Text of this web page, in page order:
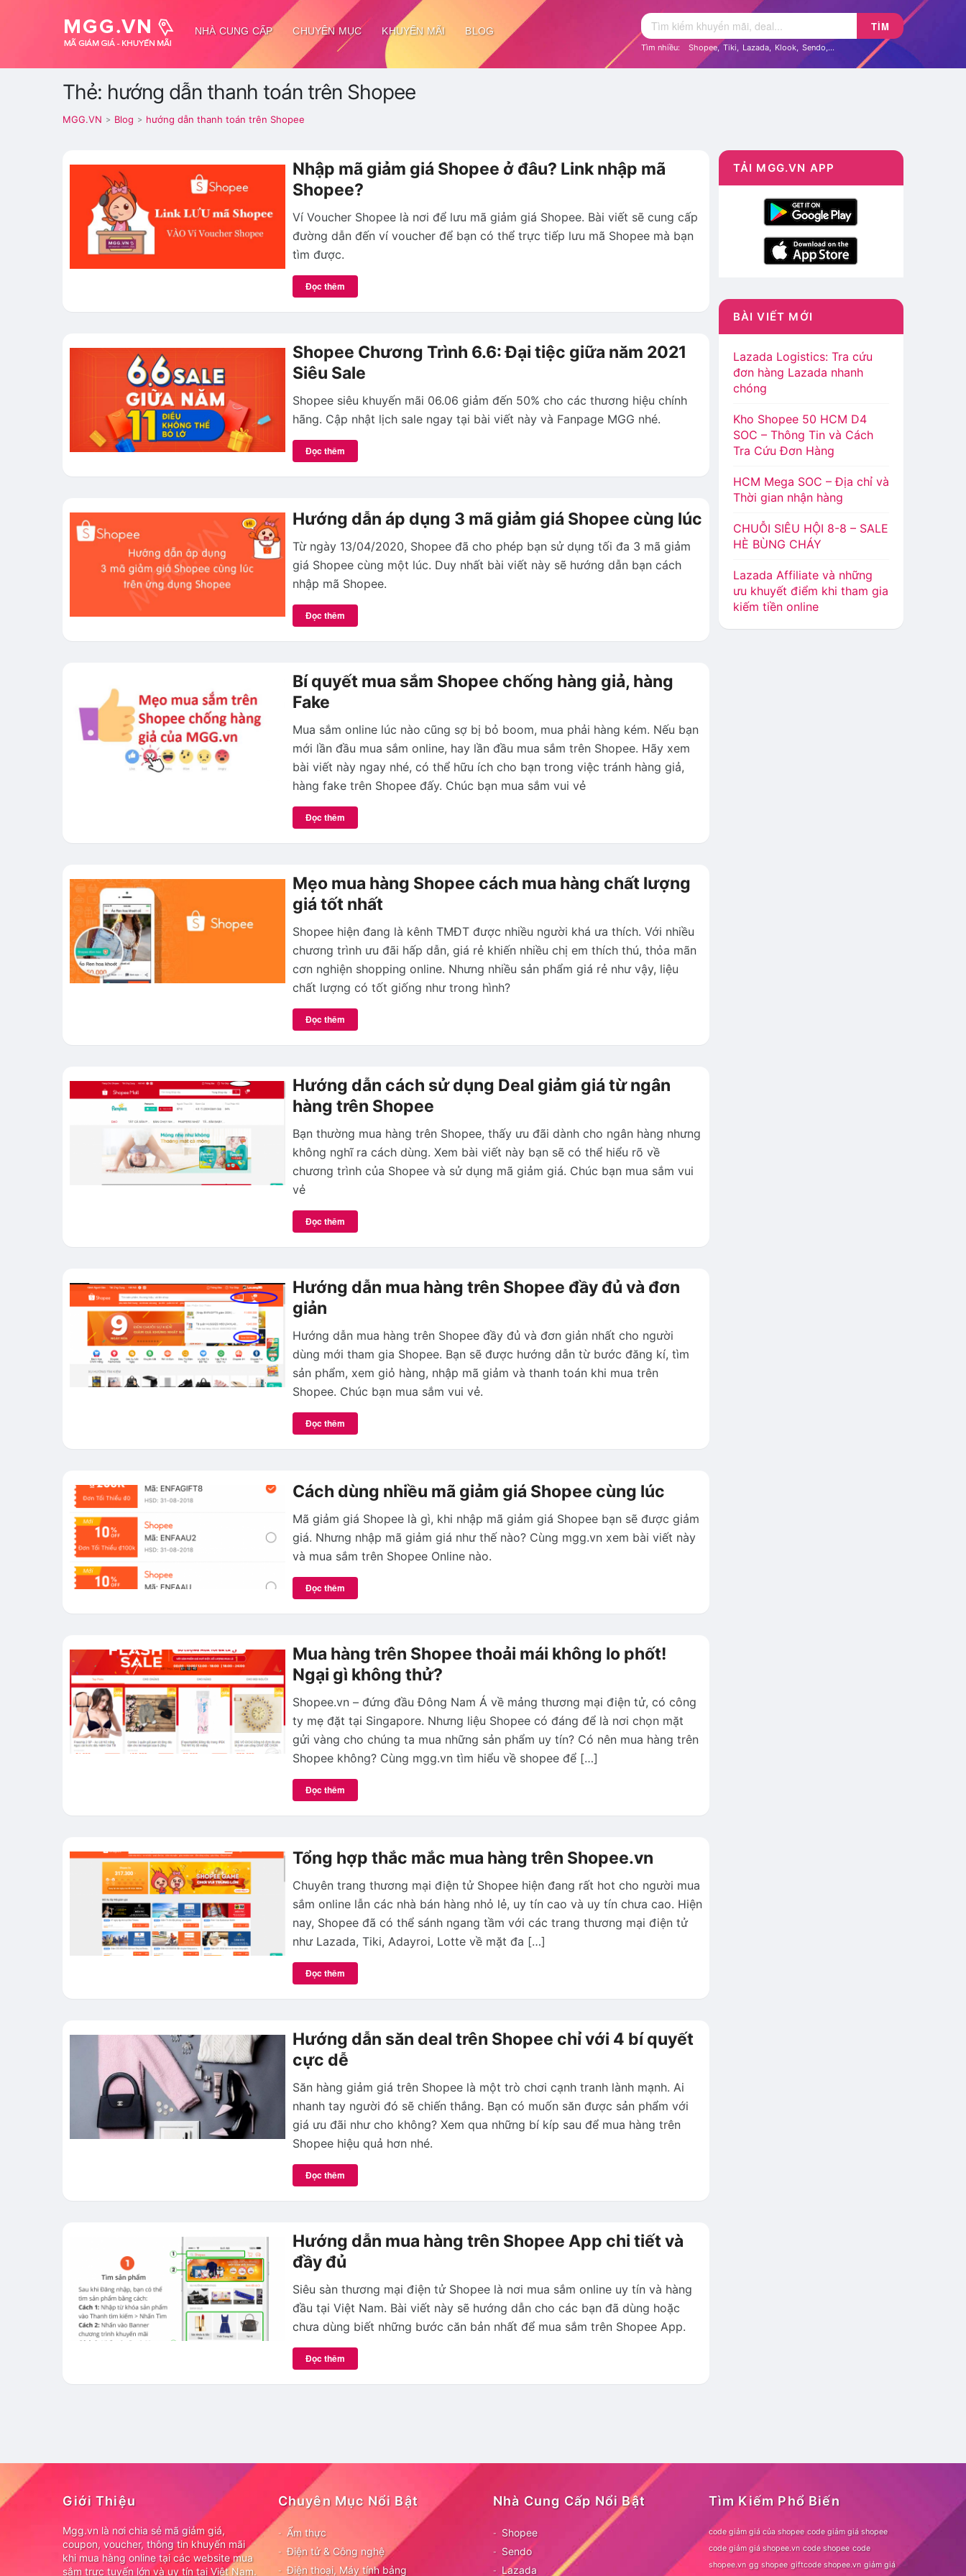
NHÀ CUNG CẤP CHUYÊN MỤC KHUYẾN MÃI BLOG TÌM
Tìm nhiều: Shopee, Tiki, Lazada, Klook, Sendo,...
Thẻ: hướng dẫn thanh toán trên Shopee
MGG.VN > Blog > hướng dẫn thanh toán trên Shopee
Nhập mã giảm giá Shopee ở đâu? Link nhập mã
Shopee?
Ví Voucher Shopee là nơi để lưu mã giảm giá Shopee. Bài viết sẽ cung cấp
đường dẫn đến ví voucher để bạn có thể trực tiếp lưu mã Shopee mà bạn
tìm được.
Đọc thêm
Shopee Chương Trình 6.6: Đại tiệc giữa năm 2021
Siêu Sale
Shopee siêu khuyến mãi 06.06 giảm đến 50% cho các thương hiệu chính
hãng. Cập nhật lịch sale ngay tại bài viết này và Fanpage MGG nhé.
Đọc thêm
Hướng dẫn áp dụng 3 mã giảm giá Shopee cùng lúc
Từ ngày 13/04/2020, Shopee đã cho phép bạn sử dụng tối đa 3 mã giảm
giá Shopee cùng một lúc. Duy nhất bài viết này sẽ hướng dẫn bạn cách
nhập mã Shopee.
Đọc thêm
Bí quyết mua sắm Shopee chống hàng giả, hàng
Fake
Mua sắm online lúc nào cũng sợ bị bỏ boom, mua phải hàng kém. Nếu bạn
mới lần đầu mua sắm online, hay lần đầu mua sắm trên Shopee. Hãy xem
bài viết này ngay nhé, có thể hữu ích cho bạn trong việc tránh hàng giả,
hàng fake trên Shopee đấy. Chúc bạn mua sắm vui vẻ
Đọc thêm
Mẹo mua hàng Shopee cách mua hàng chất lượng
giá tốt nhất
Shopee hiện đang là kênh TMĐT được nhiều người khá ưa thích. Với nhiều
chương trình ưu đãi hấp dẫn, giá rẻ khiến nhiều chị em thích thú, thỏa mãn
cơn nghiện shopping online. Nhưng nhiều sản phẩm giá rẻ như vậy, liệu
chất lượng có tốt giống như trong hình?
Đọc thêm
Hướng dẫn cách sử dụng Deal giảm giá từ ngân
hàng trên Shopee
Bạn thường mua hàng trên Shopee, thấy ưu đãi dành cho ngân hàng nhưng
không nghĩ ra cách dùng. Xem bài viết này bạn sẽ có thể hiểu rõ về
chương trình của Shopee và sử dụng mã giảm giá. Chúc bạn mua sắm vui
vẻ
Đọc thêm
Hướng dẫn mua hàng trên Shopee đầy đủ và đơn
giản
Hướng dẫn mua hàng trên Shopee đầy đủ và đơn giản nhất cho người
dùng mới tham gia Shopee. Bạn sẽ được hướng dẫn từ bước đăng kí, tìm
sản phẩm, xem giỏ hàng, nhập mã giảm và thanh toán khi mua trên
Shopee. Chúc bạn mua sắm vui vẻ.
Đọc thêm
Cách dùng nhiều mã giảm giá Shopee cùng lúc
Mã giảm giá Shopee là gì, khi nhập mã giảm giá Shopee bạn sẽ được giảm
giá. Nhưng nhập mã giảm giá như thế nào? Cùng mgg.vn xem bài viết này
và mua sắm trên Shopee Online nào.
Đọc thêm
Mua hàng trên Shopee thoải mái không lo phốt!
Ngại gì không thử?
Shopee.vn – đứng đầu Đông Nam Á về mảng thương mại điện tử, có công
ty mẹ đặt tại Singapore. Nhưng liệu Shopee có đáng để là nơi chọn mặt
gửi vàng cho chúng ta mua những sản phẩm uy tín? Có nên mua hàng trên
Shopee không? Cùng mgg.vn tìm hiểu về shopee để […]
Đọc thêm
Tổng hợp thắc mắc mua hàng trên Shopee.vn
Chuyên trang thương mại điện tử Shopee hiện đang rất hot cho người mua
sắm online lẫn các nhà bán hàng nhỏ lẻ, uy tín cao và uy tín chưa cao. Hiện
nay, Shopee đã có thể sánh ngang tầm với các trang thương mại điện tử
như Lazada, Tiki, Adayroi, Lotte về mặt đa […]
Đọc thêm
Hướng dẫn săn deal trên Shopee chỉ với 4 bí quyết
cực dễ
Săn hàng giảm giá trên Shopee là một trò chơi cạnh tranh lành mạnh. Ai
nhanh tay người đó sẽ chiến thắng. Bạn có muốn săn được sản phẩm với
giá ưu đãi như cho không? Xem qua những bí kíp sau để mua hàng trên
Shopee hiệu quả hơn nhé.
Đọc thêm
Hướng dẫn mua hàng trên Shopee App chi tiết và
đầy đủ
Siêu sàn thương mại điện tử Shopee là nơi mua sắm online uy tín và hàng
đầu tại Việt Nam. Bài viết này sẽ hướng dẫn cho các bạn đã dùng hoặc
chưa dùng biết những bước căn bản nhất để mua sắm trên Shopee App.
Đọc thêm
TẢI MGG.VN APP
BÀI VIẾT MỚI
Lazada Logistics: Tra cứu
đơn hàng Lazada nhanh
chóng
Kho Shopee 50 HCM D4
SOC – Thông Tin và Cách
Tra Cứu Đơn Hàng
HCM Mega SOC – Địa chỉ và
Thời gian nhận hàng
CHUỖI SIÊU HỘI 8-8 – SALE
HÈ BÙNG CHÁY
Lazada Affiliate và những
ưu khuyết điểm khi tham gia
kiếm tiền online
Giới Thiệu
Mgg.vn là nơi chia sẻ mã giảm giá,
coupon, voucher, thông tin khuyến mãi
khi mua hàng online tại các website mua
sắm trực tuyến lớn và uy tín tại Việt Nam.
Chuyên Mục Nổi Bật
Ẩm thực
Điện tử & Công nghệ
Điện thoại, Máy tính bảng
Nhà Cung Cấp Nổi Bật
Shopee
Sendo
Lazada
Tìm Kiếm Phổ Biến
code giảm giá của shopee code giảm giá shopee
code giảm giá shopee.vn code shopee code
shopee.vn gg shopee giftcode shopee.vn giảm giá